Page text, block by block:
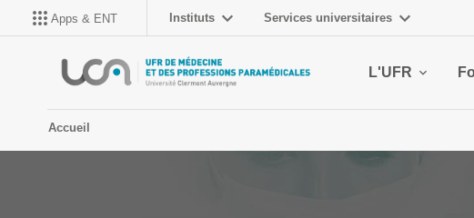
Apps & ENT Instituts Services universitaires
L'UFR
Accueil